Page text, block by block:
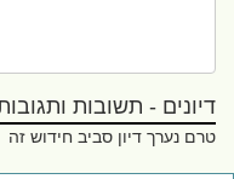
דיונים - תשובות ותגובות (0)
טרם נערך דיון סביב חידוש זה